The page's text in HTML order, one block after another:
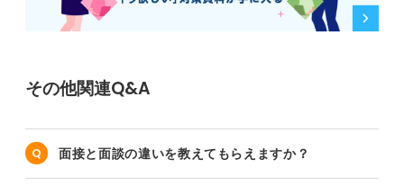
その他関連Q&A
面接と面談の違いを教えてもらえますか？